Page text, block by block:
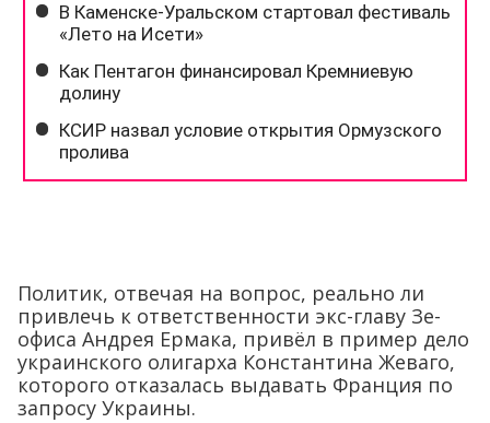
Политик, отвечая на вопрос, реально ли
привлечь к ответственности экс-главу Зе-
офиса Андрея Ермака, привёл в пример дело
украинского олигарха Константина Жеваго,
которого отказалась выдавать Франция по
запросу Украины.